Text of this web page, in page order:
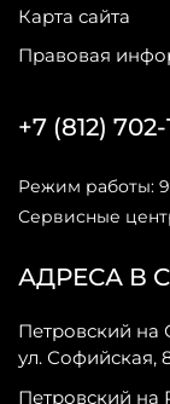
Карта сайта
Правовая
АДРЕСА В
Петровский на
ул. Софийская,
Петровский на
+7 (812) 702-
Режим работы:
Сервисные